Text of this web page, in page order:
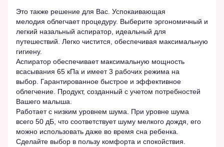
Это также решение для Вас. Успокаивающая
мелодия облегчает процедуру. Выберите эргономичный и
легкий назальный аспиратор, идеальный для
путешествий. Легко чистится, обеспечивая максимальную
гигиену.
Аспиратор обеспечивает максимальную мощность
всасывания 65 кПа и имеет 3 рабочих режима на
выбор. Гарантированное быстрое и эффективное
облегчение. Продукт, созданный с учетом потребностей
Вашего малыша.
Работает с низким уровнем шума. При уровне шума
всего 50 дБ, что соответствует шуму мелкого дождя, его
можно использовать даже во время сна ребенка.
Сделайте выбор в пользу комфорта и спокойствия.